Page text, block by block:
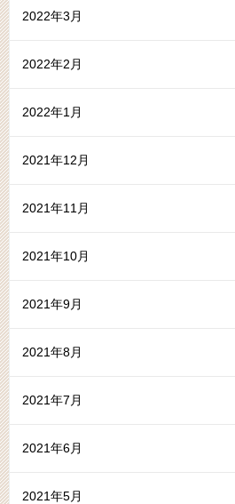
2022年3月
2022年2月
2022年1月
2021年12月
2021年11月
2021年10月
2021年9月
2021年8月
2021年7月
2021年6月
2021年5月